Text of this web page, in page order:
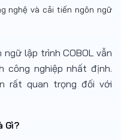
nghệ và cải tiến ngôn ngữ
lập trình COBOL vẫn
công nghiệp nhất định.
rất quan trọng đối với
Gì?